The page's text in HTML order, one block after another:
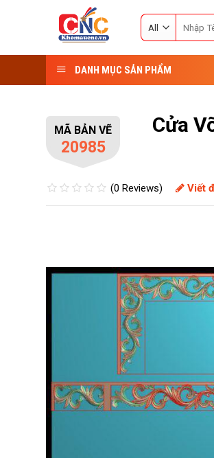
for:
DANH MỤC SẢN PHẨM
MÃ BẢN VẼ
20985
Cửa
(0 Reviews) Viết